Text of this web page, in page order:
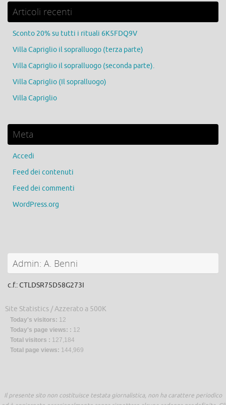
Articoli recenti
Sconto 20% su tutti i rituali 6K5FDQ9V
Villa Capriglio il sopralluogo (terza parte)
Villa Capriglio il sopralluogo (seconda parte).
Villa Capriglio (Il sopralluogo)
Villa Capriglio
Meta
Accedi
Feed dei contenuti
Feed dei commenti
WordPress.org
Admin: A. Benni
c.f.: CTLDSR75D58G273I
Site Statistics / Azzerato a 500K
Today's visitors: 12
Today's page views: : 12
Total visitors : 127,184
Total page views: 144,969
Il presente sito non costituisce testata giornalistica, non ha carattere periodico